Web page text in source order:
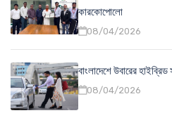
কারকোপোলো
08/04/2026
বাংলাদেশে উবারের হাইব্রিড
08/04/2026